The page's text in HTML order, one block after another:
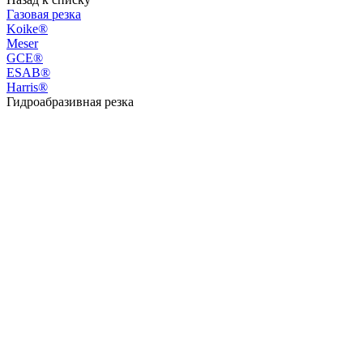
Газовая резка
Koike®
Meser
GCE®
ESAB®
Harris®
Гидроабразивная резка